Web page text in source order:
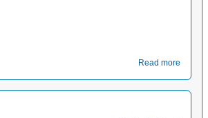
Read more